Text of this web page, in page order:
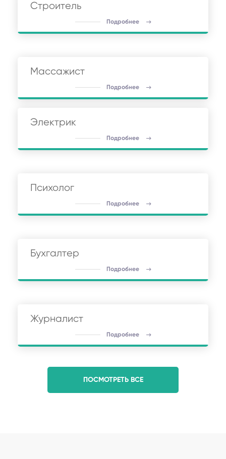
Строитель
Подробнее
Массажист
Подробнее
Электрик
Подробнее
Психолог
Подробнее
Бухгалтер
Подробнее
Журналист
Подробнее
ПОСМОТРЕТЬ ВСЕ